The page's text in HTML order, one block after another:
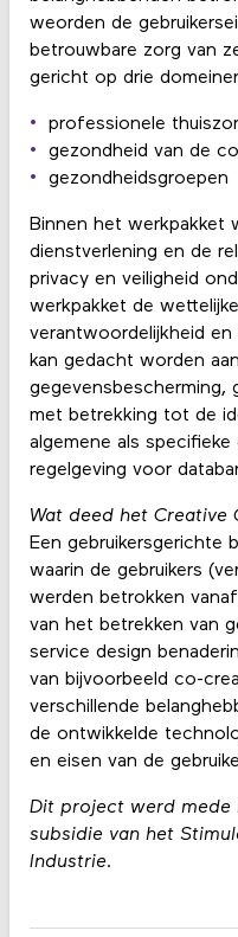
weorden de
betrouwbare zorg van
gericht op drie
professionele
gezondheid van de
gezondheidsgroepen
Binnen het werkpakket
dienstverlening en de
privacy en veiligheid
werkpakket de
verantwoordelijkheid en
kan gedacht worden
gegevensbescherming,
met betrekking tot de
algemene als
regelgeving voor
Wat deed het Creative
Een gebruikersgerichte
waarin de gebruikers
werden betrokken
van het betrekken van
service design
van bijvoorbeeld co-
verschillende
de ontwikkelde
en eisen van de
Dit project werd mede
subsidie van het
Industrie.